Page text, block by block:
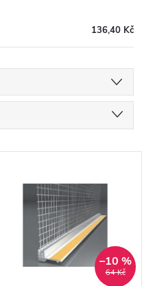
136,40 Kč
64 Kč
–10 %